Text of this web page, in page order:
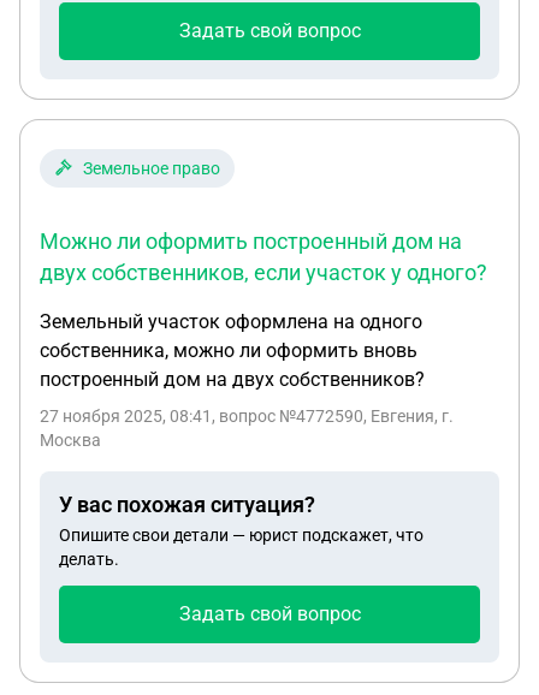
предложили свою платную услугу по составлению
купли продажи на гараж и земельный участок под
в роли продавца супружеская пара которые оба
Задать свой вопрос
Земельное право
Можно ли оформить построенный дом на
двух собственников, если участок у одного?
Земельный участок оформлена на одного
собственника, можно ли оформить вновь
построенный дом на двух собственников?
27 ноября 2025, 08:41 , вопрос №4772590, Евгения, г.
Москва
У вас похожая ситуация?
Опишите свои детали — юрист подскажет, что
делать.
Задать свой вопрос